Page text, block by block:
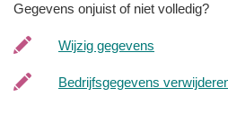
Gegevens onjuist of niet volledig?
Wijzig gegevens
Bedrijfsgegevens